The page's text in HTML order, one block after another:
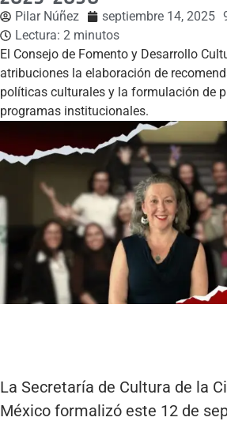
Pilar Núñez septiembre 14, 2025
Lectura: 2 minutos
El Consejo de Fomento y Desarrollo
atribuciones la elaboración de
políticas culturales y la formulación de
programas institucionales.
La Secretaría de Cultura de la
México formalizó este 12 de